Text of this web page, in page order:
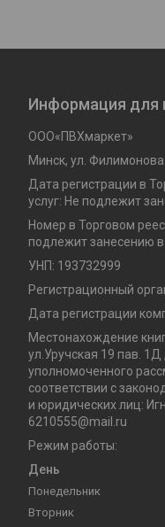
Информация для
OOO«ПВХмаркет»
Минск, ул. Филимонова
Дата регистрации в
услуг: Не подлежит
Номер в Торговом
подлежит занесению
УНП: 193732999
Регистрационный
Дата регистрации
Местонахождение
ул.Уручская 19 пав.
уполномоченного
соответствии с
и юридических лиц:
6210555@mail.ru
Режим работы:
День
Понедельник
Вторник